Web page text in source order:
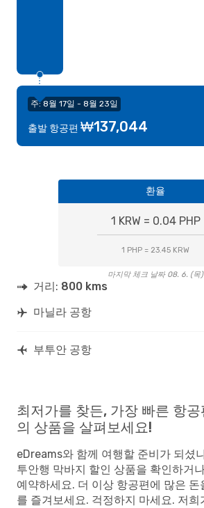
주: 8월 17일 - 8월 23일
출발 항공편 ₩137,044
환율
1 KRW = 0.04 PHP
1 PHP = 23.45 KRW
마지막 체크 날짜 08. 6. (목)
거리: 800 kms
마닐라 공항
부투안 공항
최저가를 찾든, 가장 빠른 항
의 상품을 살펴보세요!
eDreams와 함께 여행할 준비가 되셨
투안행 막바지 할인 상품을 확인하거
예약하세요. 더 이상 항공편에 많은
를 즐겨보세요. 걱정하지 마세요. 저희